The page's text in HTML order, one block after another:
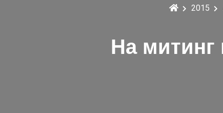
2015
На митинг